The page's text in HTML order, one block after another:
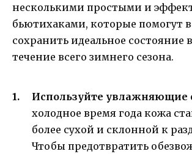
несколькими простыми и
бьютихаками, которые помогут
сохранить идеальное состояние
течение всего зимнего сезона.
Используйте увлажняющие
холодное время года кожа
более сухой и склонной к
Чтобы предотвратить